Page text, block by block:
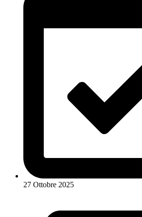
27 Ottobre 2025